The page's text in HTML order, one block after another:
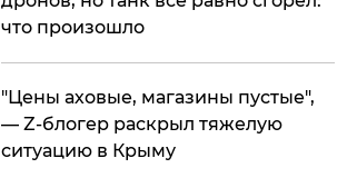
что произошло
​"Цены аховые, магазины пустые",
— Z-блогер раскрыл тяжелую
ситуацию в Крыму